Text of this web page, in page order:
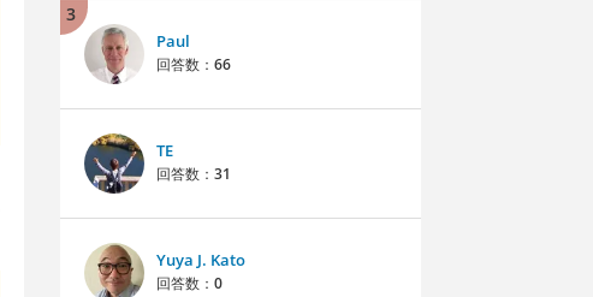
3
Paul
回答数： 66
TE
回答数： 31
Yuya J. Kato
回答数： 0